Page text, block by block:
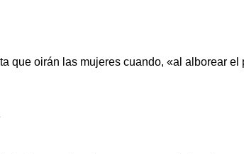
que oirán las mujeres cuando, «al alborear